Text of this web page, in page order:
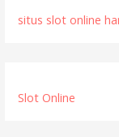
situs slot online
Slot Online